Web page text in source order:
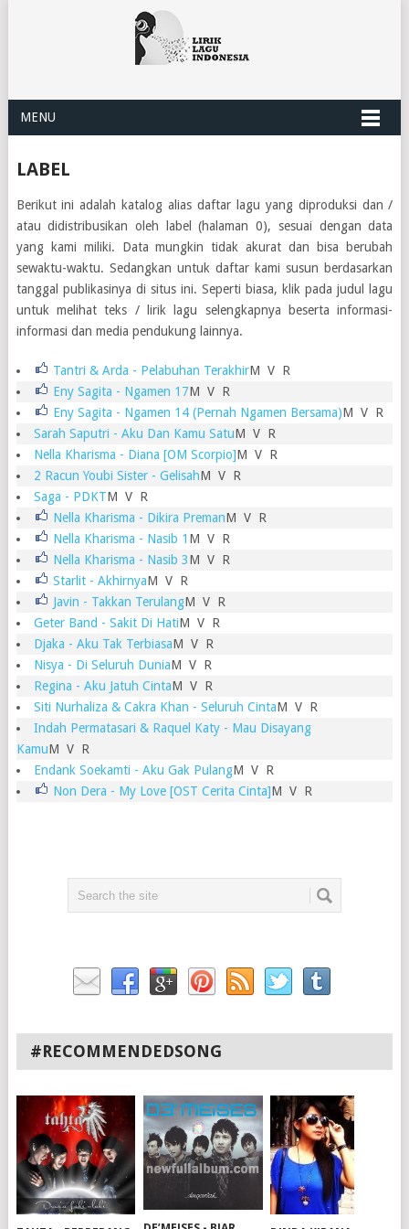
MENU
LABEL
Berikut ini adalah katalog alias daftar lagu yang diproduksi dan /
atau didistribusikan oleh label(halaman 0), sesuai dengan data
yang kami miliki. Data mungkin tidak akurat dan bisa berubah
sewaktu-waktu. Sedangkan untuk daftar kami susun berdasarkan
tanggal publikasinya di situs ini. Seperti biasa, klik pada judul lagu
untuk melihat teks / lirik lagu selengkapnya beserta informasi-
informasi dan media pendukung lainnya.
Tantri & Arda - Pelabuhan TerakhirM VR
Eny Sagita - Ngamen 17M V R
Eny Sagita - Ngamen 14 (Pernah Ngamen Bersama)M VR
Sarah Saputri - Aku Dan Kamu SatuM VR
Nella Kharisma - Diana [OM Scorpio]M VR
2 Racun Youbi Sister - GelisahM VR
Saga - PDKTM V R
Nella Kharisma - Dikira PremanM VR
Nella Kharisma - Nasib 1 M VR
Nella Kharisma - Nasib 3M VR
Starlit - AkhirnyaM VR
Javin - Takkan TerulangM VR
Geter Band - Sakit Di HatiM VR
Djaka - Aku Tak TerbiasaM VR
Nisya - Di Seluruh DuniaM VR
Regina - Aku Jatuh CintaM VR
Siti Nurhaliza & Cakra Khan - Seluruh CintaM VR
Indah Permatasari & Raquel Katy - Mau Disayang
KamuM VR
Endank Soekamti - Aku Gak PulangM V R
Non Dera - My Love [OST Cerita Cinta]M VR
#RECOMMENDEDSONG